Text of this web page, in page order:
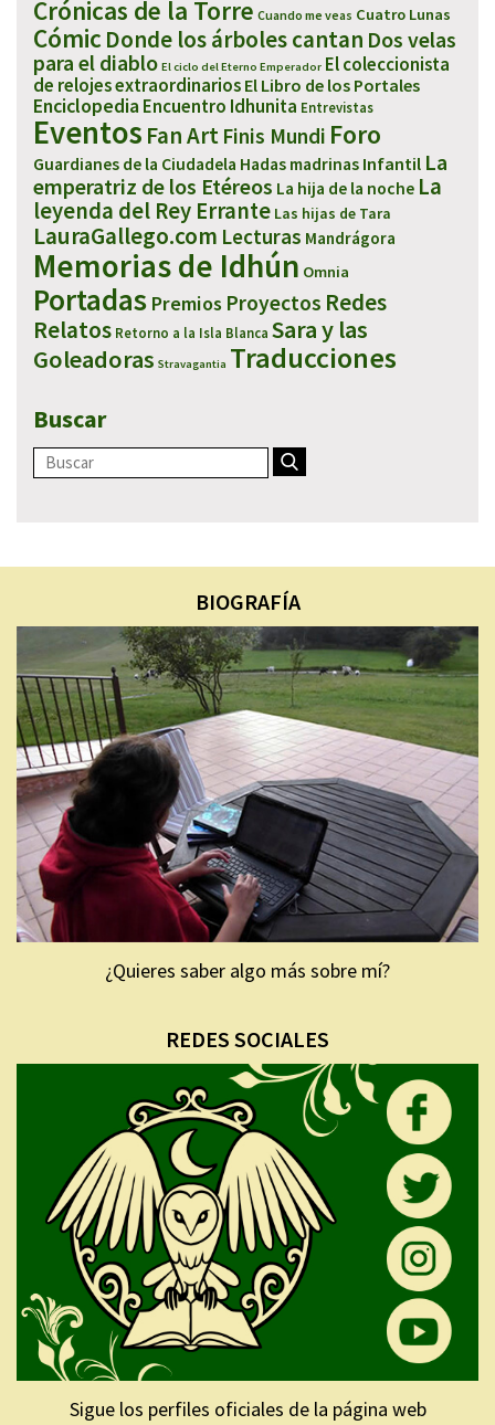
Crónicas de la Torre Cuando me veas Cuatro Lunas
Cómic Donde los árboles cantan Dos velas
para el diablo El ciclo del Eterno Emperador El coleccionista
de relojes extraordinarios El Libro de los Portales
Enciclopedia Encuentro Idhunita Entrevistas
Eventos Fan Art Finis Mundi Foro
Guardianes de la Ciudadela Hadas madrinas Infantil La
emperatriz de los Etéreos La hija de la noche La
leyenda del Rey Errante Las hijas de Tara
LauraGallego.com Lecturas Mandrágora
Memorias de Idhún Omnia
Portadas Premios Proyectos Redes
Relatos Retorno a la Isla Blanca Sara y las
Goleadoras Stravagantia Traducciones
Buscar
BIOGRAFÍA
¿Quieres saber algo más sobre mí?
REDES SOCIALES
Sigue los perfiles oficiales de la página web